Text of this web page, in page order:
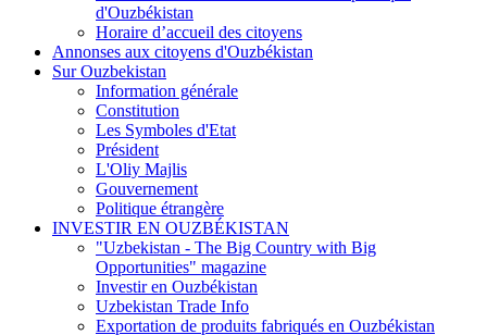
d'Ouzbékistan
Horaire d’accueil des citoyens
Annonses aux citoyens d'Ouzbékistan
Sur Ouzbekistan
Information générale
Constitution
Les Symboles d'Etat
Président
L'Oliy Majlis
Gouvernement
Politique étrangère
INVESTIR EN OUZBÉKISTAN
"Uzbekistan - The Big Country with Big
Opportunities" magazine
Investir en Ouzbékistan
Uzbekistan Trade Info
Exportation de produits fabriqués en Ouzbékistan